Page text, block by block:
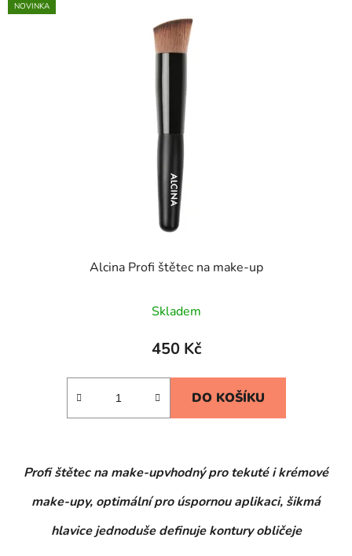
NOVINKA
Alcina Profi štětec na make-up
Skladem
450 Kč
DO KOŠÍKU
Profi štětec na make-upvhodný pro tekuté i krémové
make-upy, optimální pro úspornou aplikaci, šikmá
hlavice jednoduše definuje kontury obličeje